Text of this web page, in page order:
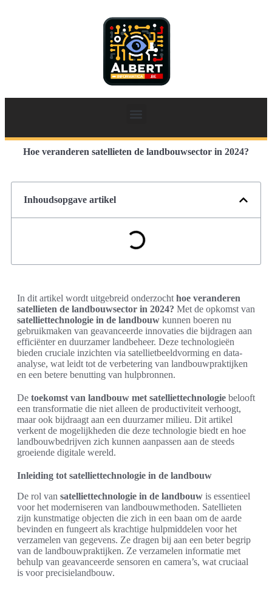
Hoe veranderen satellieten de landbouwsector in 2024?
Inhoudsopgave artikel
In dit artikel wordt uitgebreid onderzocht hoe veranderen
satellieten de landbouwsector in 2024? Met de opkomst van
satelliettechnologie in de landbouw kunnen boeren nu
gebruikmaken van geavanceerde innovaties die bijdragen aan
efficiënter en duurzamer landbeheer. Deze technologieën
bieden cruciale inzichten via satellietbeeldvorming en data-
analyse, wat leidt tot de verbetering van landbouwpraktijken
en een betere benutting van hulpbronnen.
De toekomst van landbouw met satelliettechnologie belooft
een transformatie die niet alleen de productiviteit verhoogt,
maar ook bijdraagt aan een duurzamer milieu. Dit artikel
verkent de mogelijkheden die deze technologie biedt en hoe
landbouwbedrijven zich kunnen aanpassen aan de steeds
groeiende digitale wereld.
Inleiding tot satelliettechnologie in de landbouw
De rol van satelliettechnologie in de landbouw is essentieel
voor het moderniseren van landbouwmethoden. Satellieten
zijn kunstmatige objecten die zich in een baan om de aarde
bevinden en fungeert als krachtige hulpmiddelen voor het
verzamelen van gegevens. Ze dragen bij aan een beter begrip
van de landbouwpraktijken. Ze verzamelen informatie met
behulp van geavanceerde sensoren en camera’s, wat cruciaal
is voor precisielandbouw.